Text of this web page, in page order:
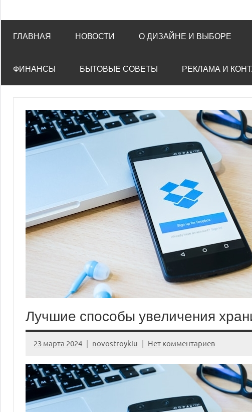
ГЛАВНАЯ НОВОСТИ О ДИЗАЙНЕ И ВЫБОРЕ
ФИНАНСЫ БЫТОВЫЕ СОВЕТЫ РЕКЛАМА И
Лучшие способы увеличения
23 марта 2024 novostroykiu Нет комментариев